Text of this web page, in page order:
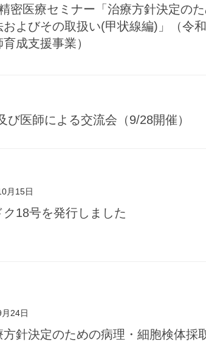
密医療セミナー「治療方針決定の
およびその取扱い(甲状線編)」（令
育成支援事業）
医師による交流会（9/28開催）
月15日
ク18号を発行しました
24日
方針決定のための病理・細胞検体採